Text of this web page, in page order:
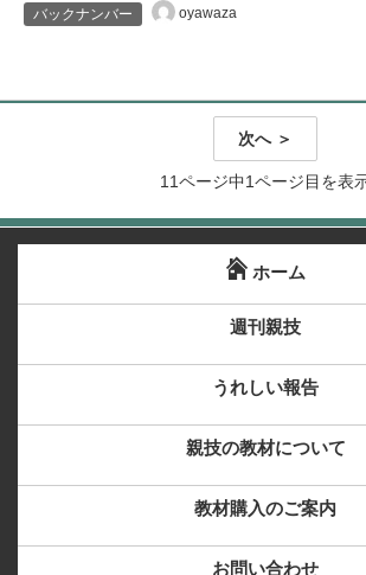
バックナンバー
oyawaza
次へ ＞
11ページ中1ページ目を表
ホーム
週刊親技
うれしい報告
親技の教材について
教材購入のご案内
お問い合わせ